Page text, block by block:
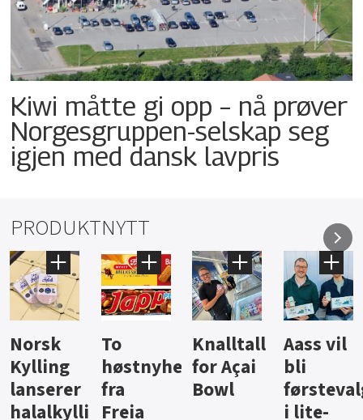
Kiwi måtte gi opp – nå prøver
Norgesgruppen-selskap seg
igjen med dansk lavpris
PRODUKTNYTT
Knalltall
for Açai
Bowl
Aass vil
bli
førstevalg
i lite-
Brus og
jus fra
Berentsen
Hard
iste fra
Hansa